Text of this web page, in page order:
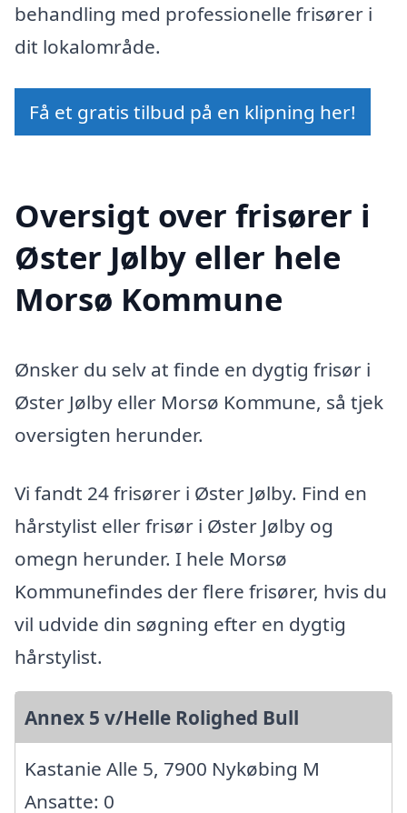
behandling med professionelle frisører i
dit lokalområde.
Få et gratis tilbud på en klipning her!
Oversigt over frisører i
Øster Jølby eller hele
Morsø Kommune
Ønsker du selv at finde en dygtig frisør i
Øster Jølby eller Morsø Kommune, så tjek
oversigten herunder.
Vi fandt 24 frisører i Øster Jølby. Find en
hårstylist eller frisør i Øster Jølby og
omegn herunder. I hele Morsø
Kommunefindes der flere frisører, hvis du
vil udvide din søgning efter en dygtig
hårstylist.
Annex 5 v/Helle Rolighed Bull
Kastanie Alle 5, 7900 Nykøbing M
Ansatte: 0